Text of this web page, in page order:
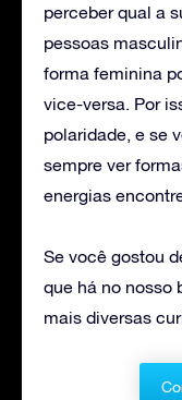
perceber qual a
pessoas
forma feminina
vice-versa. Por
polaridade, e se
sempre ver
energias
Se você gostou
que há no nosso
mais diversas